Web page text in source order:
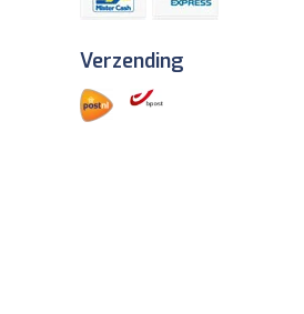
Verzending
06-06-2026 09:09
Fijne website goede prijzen en